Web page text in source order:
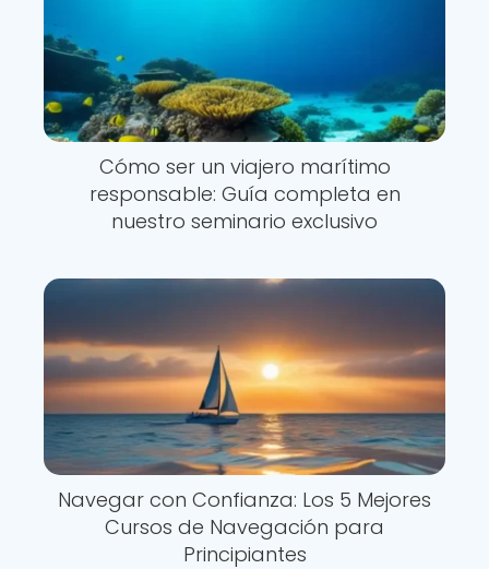
Cómo ser un viajero marítimo
responsable: Guía completa en
nuestro seminario exclusivo
Navegar con Confianza: Los 5 Mejores
Cursos de Navegación para
Principiantes